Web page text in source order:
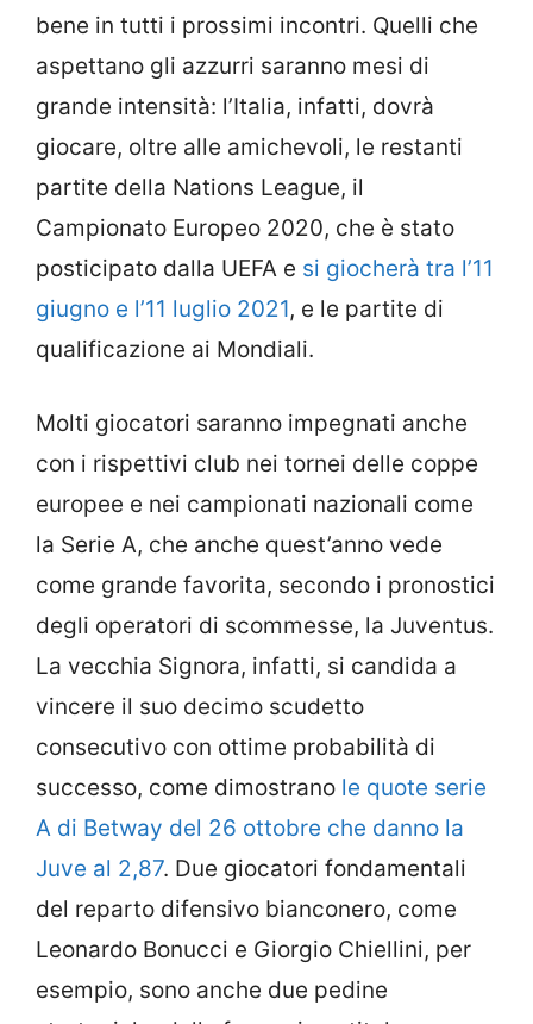
bene in tutti i prossimi incontri. Quelli che
aspettano gli azzurri saranno mesi di
grande intensità: l’Italia, infatti, dovrà
giocare, oltre alle amichevoli, le restanti
partite della Nations League, il
Campionato Europeo 2020, che è stato
posticipato dalla UEFA e si giocherà tra l’11
giugno e l’11 luglio 2021, e le partite di
qualificazione ai Mondiali.
Molti giocatori saranno impegnati anche
con i rispettivi club nei tornei delle coppe
europee e nei campionati nazionali come
la Serie A, che anche quest’anno vede
come grande favorita, secondo i pronostici
degli operatori di scommesse, la Juventus.
La vecchia Signora, infatti, si candida a
vincere il suo decimo scudetto
consecutivo con ottime probabilità di
successo, come dimostrano le quote serie
A di Betway del 26 ottobre che danno la
Juve al 2,87. Due giocatori fondamentali
del reparto difensivo bianconero, come
Leonardo Bonucci e Giorgio Chiellini, per
esempio, sono anche due pedine